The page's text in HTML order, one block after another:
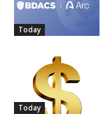
Today
Today